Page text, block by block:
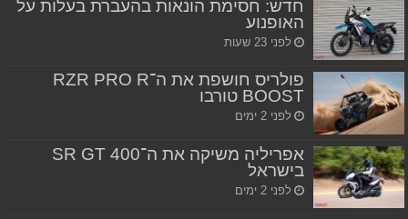
חדש: חסימת הונאות בהעברת בעלות על
האופנוע
לפני 23 שעות
פולריס חושפת את ה־RZR PRO R
BOOST טורבו
לפני 2 ימים
אפריליה משיקה את ה־SR GT 400
בישראל
לפני 2 ימים